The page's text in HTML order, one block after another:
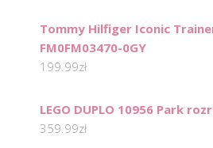
Tommy Hilfiger Iconic
FM0FM03470-0GY
199.99zł
LEGO DUPLO 10956 Park
359.99zł